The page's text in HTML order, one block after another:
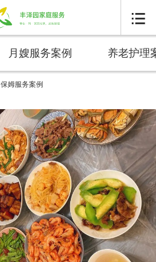

月嫂服务案例 养老护理
保姆服务案例